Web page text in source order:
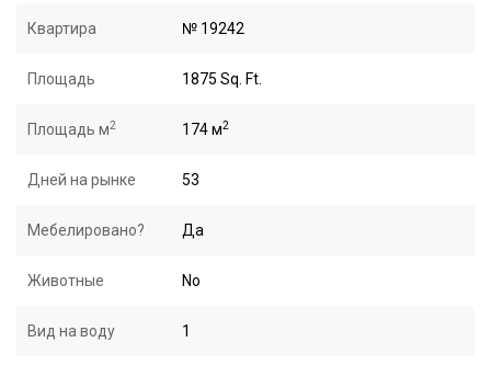
Квартира № 19242
Площадь 1875 Sq. Ft.
Площадь м2 174 м2
Дней на рынке 53
Мебелировано? Да
Животные No
Вид на воду 1